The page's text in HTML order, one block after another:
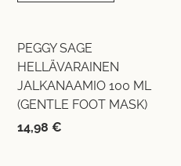
PEGGY SAGE
HELLÄVARAINEN
JALKANAAMIO 100 ML
(GENTLE FOOT MASK)
14,98 €